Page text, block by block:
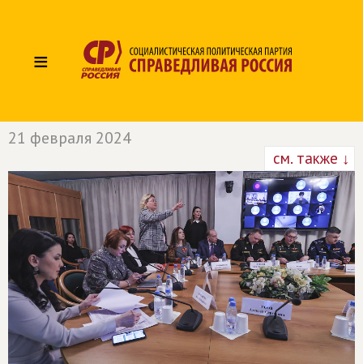
≡
21 февраля 2024
см. также ↓